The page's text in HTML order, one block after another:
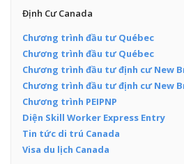
Định Cư Canada
Chương trình đầu tư Québec
Chương trình đầu tư Québec
Chương trình đầu tư định cư New
Chương trình đầu tư định cư New
Chương trình PEIPNP
Diện Skill Worker Express Entry
Tin tức di trú Canada
Visa du lịch Canada